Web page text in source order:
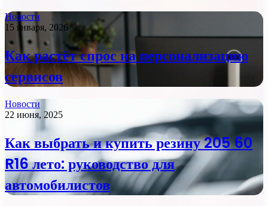
Новости
15 января, 2026
Как растёт спрос на персонализацию
сервисов
Новости
22 июня, 2025
Как выбрать и купить резину 205 60
R16 лето: руководство для
автомобилистов